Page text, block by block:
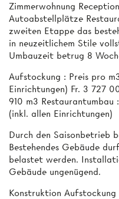
Zimmerwohnung
Autoabstellplätze
zweiten Etappe das
in neuzeitlichem Stile
Umbauzeit betrug 8
Aufstockung : Preis pro
Einrichtungen) Fr. 3 727
910 m3
(inkl. allen Einrichtungen)
Durch den Saisonbetrieb
Bestehendes Gebäude
belastet werden.
Gebäude ungenügend.
Konstruktion